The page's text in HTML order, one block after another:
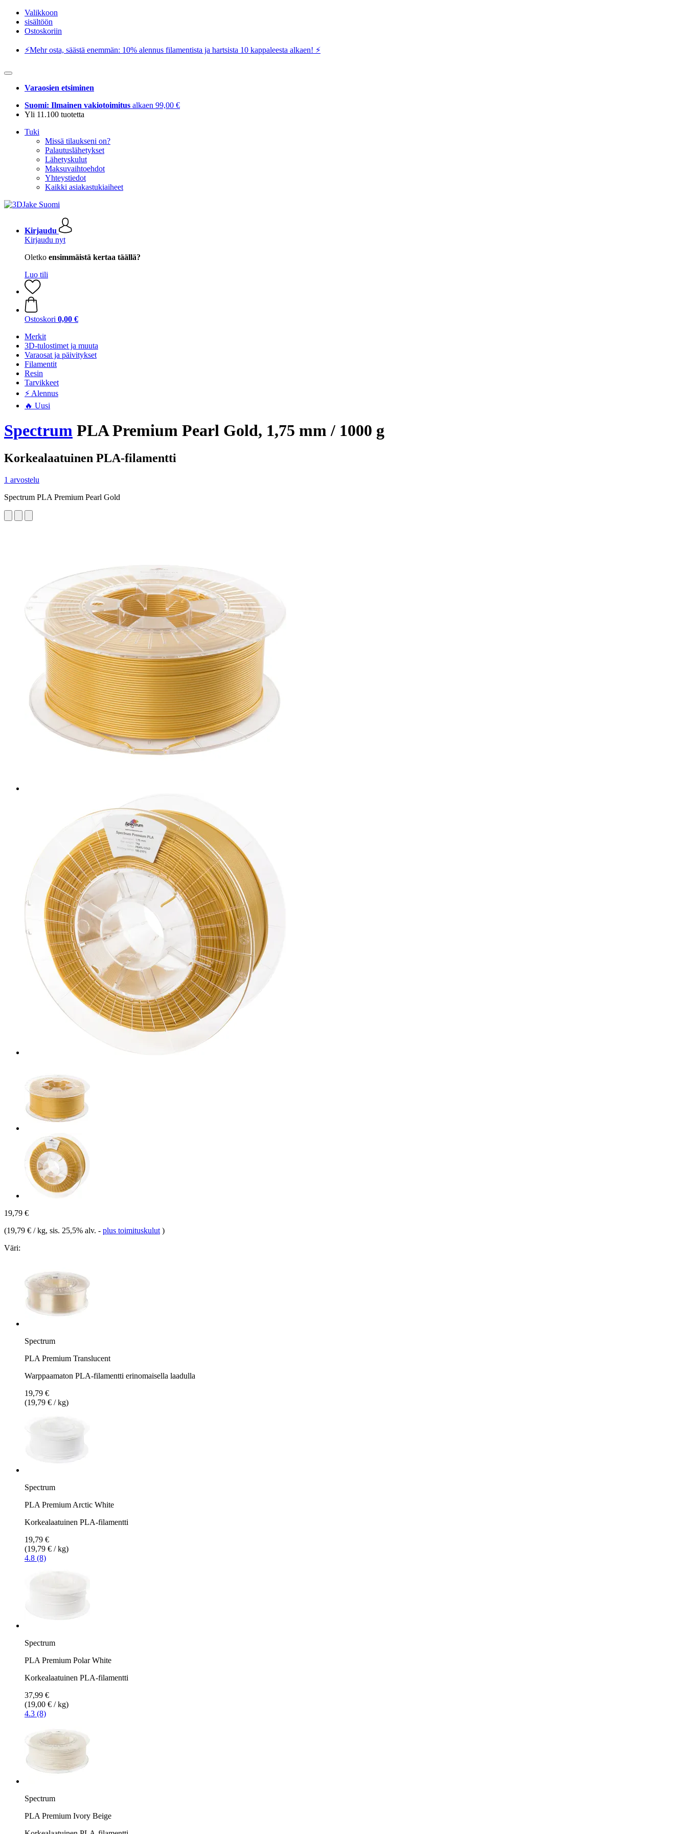
Valikkoon
sisältöön
Ostoskoriin
⚡️Mehr osta, säästä enemmän: 10% alennus filamentista ja hartsista 10 kappaleesta alkaen! ⚡️
Varaosien etsiminen
Suomi: Ilmainen vakiotoimitus alkaen 99,00 €
Yli 11.100 tuotetta
Tuki
Missä tilaukseni on?
Palautuslähetykset
Lähetyskulut
Maksuvaihtoehdot
Yhteystiedot
Kaikki asiakastukiaiheet
Kirjaudu
Kirjaudu nyt
Oletko ensimmäistä kertaa täällä?
Luo tili
Ostoskori 0,00 €
Merkit
3D-tulostimet ja muuta
Varaosat ja päivitykset
Filamentit
Resin
Tarvikkeet
⚡ Alennus
🔥 Uusi
Spectrum PLA Premium Pearl Gold, 1,75 mm / 1000 g
Korkealaatuinen PLA-filamentti
1 arvostelu
Spectrum PLA Premium Pearl Gold
19,79 €
(19,79 € / kg, sis. 25,5% alv. - plus toimituskulut )
Väri:
Spectrum
PLA Premium Translucent
Warppaamaton PLA-filamentti erinomaisella laadulla
19,79 €
(19,79 € / kg)
Spectrum
PLA Premium Arctic White
Korkealaatuinen PLA-filamentti
19,79 €
(19,79 € / kg)
4.8 (8)
Spectrum
PLA Premium Polar White
Korkealaatuinen PLA-filamentti
37,99 €
(19,00 € / kg)
4.3 (8)
Spectrum
PLA Premium Ivory Beige